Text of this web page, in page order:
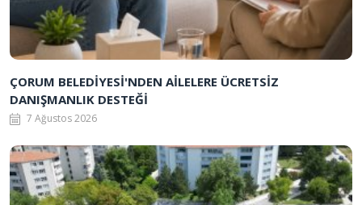
ÇORUM BELEDİYESİ'NDEN AİLELERE ÜCRETSİZ
DANIŞMANLIK DESTEĞİ
7 Ağustos 2026